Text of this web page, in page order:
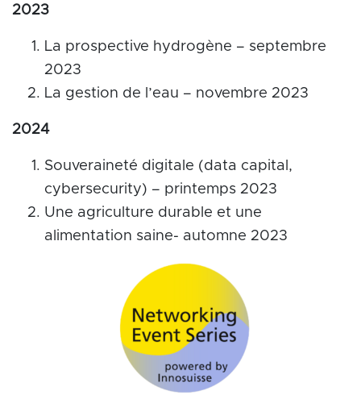
2023
La prospective hydrogène – septembre
2023
La gestion de l’eau – novembre 2023
2024
Souveraineté digitale (data capital,
cybersecurity) – printemps 2023
Une agriculture durable et une
alimentation saine- automne 2023